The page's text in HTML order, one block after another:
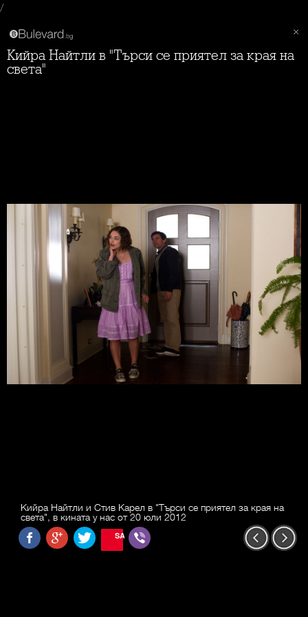
/
Кийра Найтли в "Търси се приятел за края на
света"
Кийра Найтли и Стив Карел в "Търси се приятел за края на
света", в кината у нас от 20 юли 2012
SAVE